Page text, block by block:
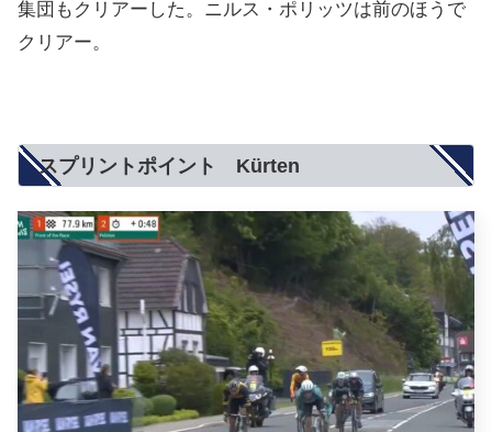
集団もクリアーした。ニルス・ポリッツは前のほうで
クリアー。
スプリントポイント Kürten